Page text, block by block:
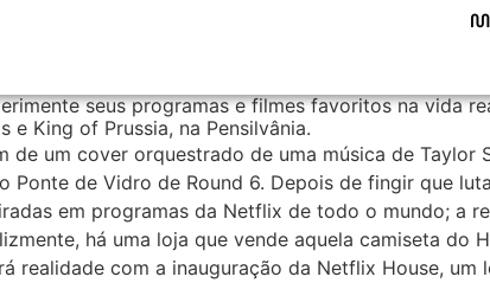
seus programas e filmes favoritos na vida
e King of Prussia, na Pensilvânia.
de um cover orquestrado de uma música de
Ponte de Vidro de Round 6. Depois de fingir que
em programas da Netflix de todo o mundo; a
há uma loja que vende aquela camiseta do
realidade com a inauguração da Netflix House,